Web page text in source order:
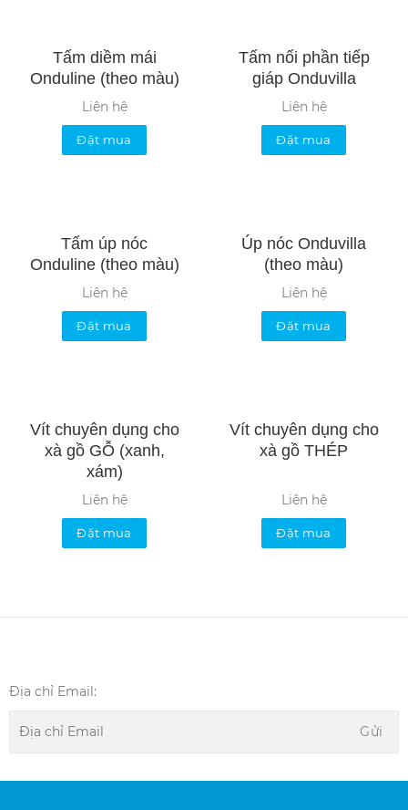
Tấm diềm mái
Onduline (theo màu)
Liên hệ
Đặt mua
Tấm nối phần tiếp
giáp Onduvilla
Liên hệ
Đặt mua
Tấm úp nóc
Onduline (theo màu)
Liên hệ
Đặt mua
Úp nóc Onduvilla
(theo màu)
Liên hệ
Đặt mua
Vít chuyên dụng cho
xà gồ GỖ (xanh,
xám)
Liên hệ
Đặt mua
Vít chuyên dụng cho
xà gồ THÉP
Liên hệ
Đặt mua
Địa chỉ Email: